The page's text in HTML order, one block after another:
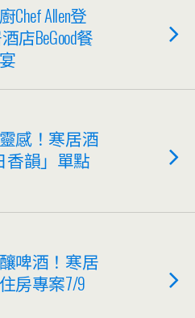
Allen登
店BeGood餐
感！寒居酒
香韻」單點
啤酒！寒居
房專案7/9